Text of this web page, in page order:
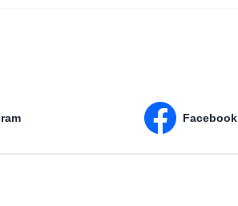
Facebook